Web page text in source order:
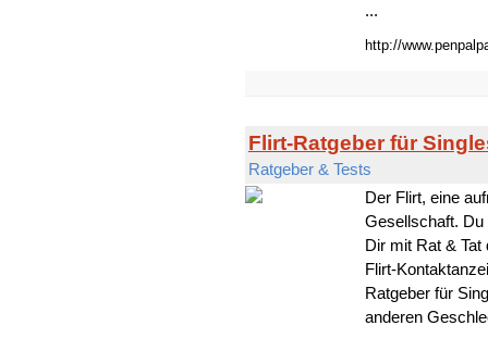
...
http://
Flirt-Ratgeber für
Ratgeber & Tests
Der Flirt, eine
Gesellschaft. Du
Dir mit Rat & Tat
Flirt-
Ratgeber für
anderen